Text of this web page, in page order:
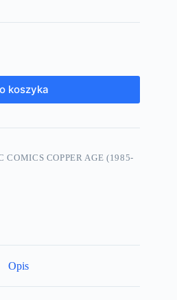
koszyka
COMICS COPPER AGE (1985-
Opis